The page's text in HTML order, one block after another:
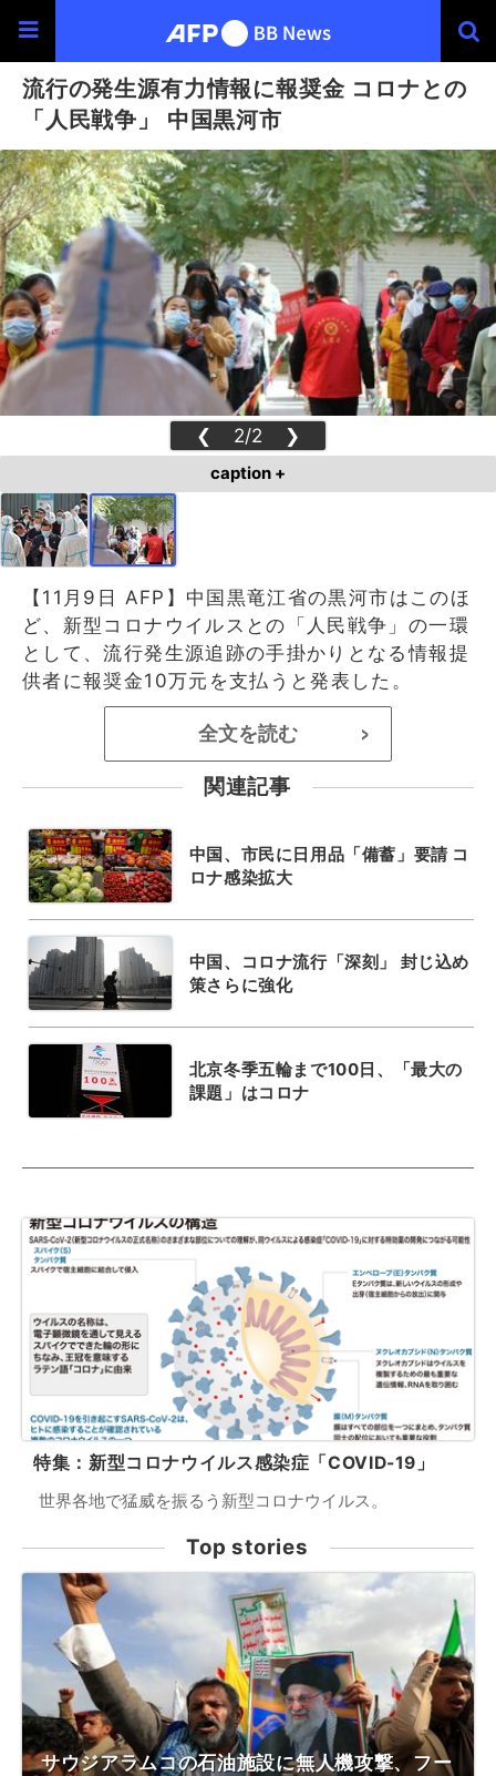
流行の発生源有力情報に報奨金 コロナとの
「人民戦争」 中国黒河市
❮ 2/2 ❯
caption +
【11月9日 AFP】中国黒竜江省の黒河市はこのほ
ど、新型コロナウイルスとの「人民戦争」の一環
として、流行発生源追跡の手掛かりとなる情報提
供者に報奨金10万元を支払うと発表した。
全文を読む >
関連記事
中国、市民に日用品「備蓄」要請 コ
ロナ感染拡大
中国、コロナ流行「深刻」 封じ込め
策さらに強化
北京冬季五輪まで100日、「最大の
課題」はコロナ
特集：新型コロナウイルス感染症「COVID-19」
世界各地で猛威を振るう新型コロナウイルス。
Top stories
サウジアラムコの石油施設に無人機攻撃、フー